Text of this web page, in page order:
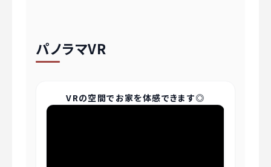
パノラマVR
VRの空間でお家を体感できます◎